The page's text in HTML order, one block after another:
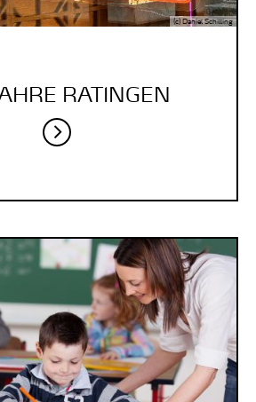
(c) Daniel Schilling
RATINGEN